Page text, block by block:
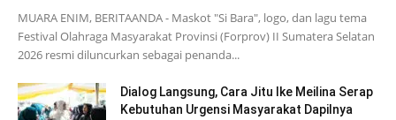
MUARA ENIM, BERITAANDA - Maskot "Si Bara", logo, dan lagu tema
Festival Olahraga Masyarakat Provinsi (Forprov) II Sumatera Selatan
2026 resmi diluncurkan sebagai penanda...
Dialog Langsung, Cara Jitu Ike Meilina Serap
Kebutuhan Urgensi Masyarakat Dapilnya